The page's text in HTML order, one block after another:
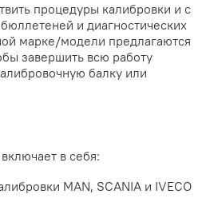
процедуры калибровки и с
и диагностических
марке/модели предлагаются
завершить всю работу
балку или
в себя:
MAN, SCANIA и IVECO